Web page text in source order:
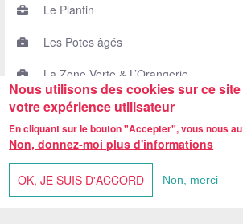
Le Plantin
Les Potes âgés
La Zone Verte & L’Orangerie
Centre Reine Fabiola, rue de Neufvilles 455 -
Tél. 067/33.02.25
Fax. 067/
Nous utilisons des cookies sur ce
votre expérience utilisateur
En cliquant sur le bouton "Accepter", vous nous
Non, donnez-moi plus d'informations
OK, JE SUIS D'ACCORD Non, merci